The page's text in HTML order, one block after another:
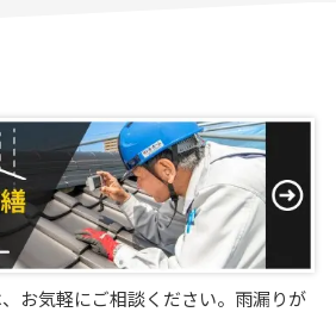
お気軽にご相談ください。雨漏りが